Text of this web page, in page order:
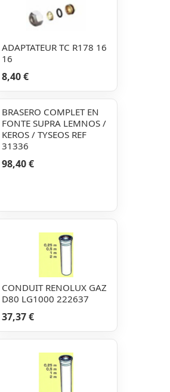
ADAPTATEUR TC R178 16
16
8,40 €
BRASERO COMPLET EN
FONTE SUPRA LEMNOS /
KEROS / TYSEOS REF
31336
98,40 €
CONDUIT RENOLUX GAZ
D80 LG1000 222637
37,37 €